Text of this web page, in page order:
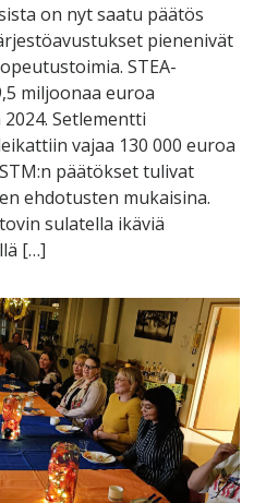
on nyt saatu päätös
pienenivät
STEA-
miljoonaa euroa
Setlementti
vajaa 130 000 euroa
päätökset tulivat
ehdotusten mukaisina.
sulatella ikäviä
[…]